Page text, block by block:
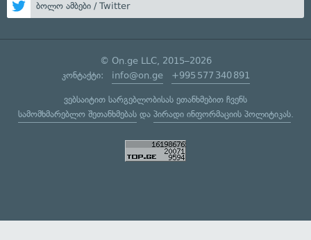
ბოლო ამბები / Twitter
© On.ge LLC, 2015–2026
კონტაქტი: info@on.ge +995 577 340 891
ვებსაიტით სარგებლობისას ეთანხმებით ჩვენს
სამომხმარებლო შეთანხმებასდა პირადი ინფორმაციის პოლიტიკას.